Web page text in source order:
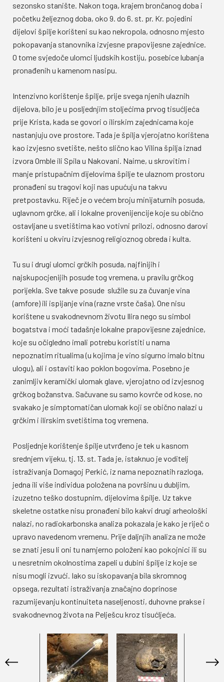
sezonsko stanište. Nakon toga, krajem brončanog doba i
početku željeznog doba, oko 9. do 6. st. pr. Kr. pojedini
dijelovi špilje korišteni su kao nekropola, odnosno mjesto
pokopavanja stanovnika izvjesne prapovijesne zajednice.
O tome svjedoče ulomci ljudskih kostiju, posebice lubanja
pronađenih u kamenom nasipu.
Intenzivno korištenje špilje, prije svega njenih ulaznih
dijelova, bilo je u posljednjim stoljećima prvog tisućljeća
prije Krista, kada se govori o ilirskim zajednicama koje
nastanjuju ove prostore. Tada je špilja vjerojatno korištena
kao izvjesno svetište, nešto slično kao Vilina špilja iznad
izvora Omble ili Spila u Nakovani. Naime, u skrovitim i
manje pristupačnim dijelovima špilje te ulaznom prostoru
pronađeni su tragovi koji nas upućuju na takvu
pretpostavku. Riječ je o većem broju minijaturnih posuda,
uglavnom grčke, ali i lokalne provenijencije koje su obično
ostavljane u svetištima kao votivni prilozi, odnosno darovi
korišteni u okviru izvjesnog religioznog obreda i kulta.
Tu su i drugi ulomci grčkih posuda, najfinijih i
najskupocjenijih posude tog vremena, u pravilu grčkog
porijekla. Sve takve posude služile su za čuvanje vina
(amfore) ili ispijanje vina (razne vrste čaša). One nisu
korištene u svakodnevnom životu Ilira nego su simbol
bogatstva i moći tadašnje lokalne prapovijesne zajednice,
koje su očigledno imali potrebu koristiti u nama
nepoznatim ritualima (u kojima je vino sigurno imalo bitnu
ulogu), ali i ostaviti kao poklon bogovima. Posebno je
zanimljiv keramički ulomak glave, vjerojatno od izvjesnog
grčkog božanstva. Sačuvane su samo kovrče od kose, no
svakako je simptomatičan ulomak koji se obično nalazi u
grčkim i ilirskim svetištima tog vremena.
Posljednje korištenje špilje utvrđeno je tek u kasnom
srednjem vijeku, tj. 13. st. Tada je, istaknuo je voditelj
istraživanja Domagoj Perkić, iz nama nepoznatih razloga,
jedna ili više individua položena na površinu u dubljim,
izuzetno teško dostupnim, dijelovima špilje. Uz takve
skeletne ostatke nisu pronađeni bilo kakvi drugi arheološki
nalazi, no radiokarbonska analiza pokazala je kako je riječ o
upravo navedenom vremenu. Prije daljnjih analiza ne može
se znati jesu li oni tu namjerno položeni kao pokojnici ili su
u nesretnim okolnostima zapeli u dubini špilje iz koje se
nisu mogli izvući. Iako su iskopavanja bila skromnog
opsega, rezultati istraživanja značajno doprinose
razumijevanju kontinuiteta naseljenosti, duhovne prakse i
svakodnevnog života na Pelješcu kroz tisućljeća.